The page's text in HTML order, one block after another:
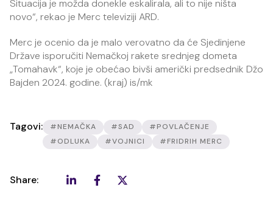
Situacija je možda donekle eskalirala, ali to nije ništa
novo“, rekao je Merc televiziji ARD.
Merc je ocenio da je malo verovatno da će Sjedinjene
Države isporučiti Nemačkoj rakete srednjeg dometa
„Tomahavk“, koje je obećao bivši američki predsednik Džo
Bajden 2024. godine. (kraj) is/mk
Tagovi: #NEMAČKA #SAD
#POVLAČENJE
#ODLUKA
#VOJNICI #FRIDRIH MERC
Share: